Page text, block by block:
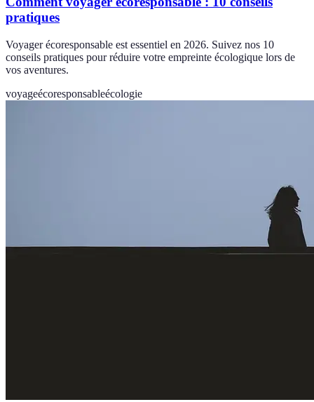
pratiques
Voyager écoresponsable est essentiel en 2026. Suivez nos 10
conseils pratiques pour réduire votre empreinte écologique lors de
vos aventures.
voyageécoresponsableécologie